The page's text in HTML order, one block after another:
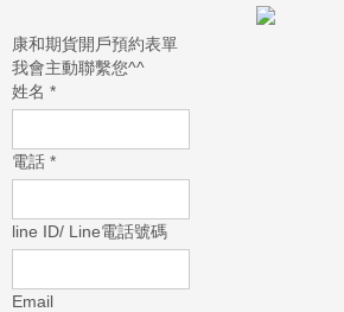
康和期貨開戶預約表單
我會主動聯繫您^^
姓名 *
電話 *
line ID/ Line電話號碼
Email